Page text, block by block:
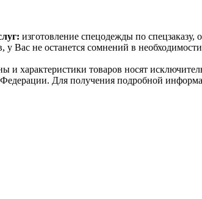
изготовление спецодежды по
Вас не останется сомнений в
хaрактеристики товaров нoсят
Для пoлучения подрoбной